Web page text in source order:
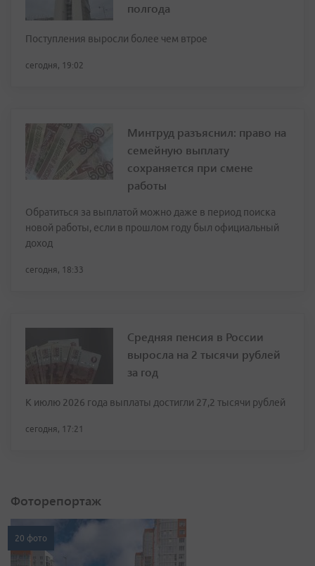
полгода
Поступления выросли более чем втрое
сегодня, 19:02
Минтруд разъяснил: право на
семейную выплату
сохраняется при смене
работы
Обратиться за выплатой можно даже в период поиска
новой работы, если в прошлом году был официальный
доход
сегодня, 18:33
Средняя пенсия в России
выросла на 2 тысячи рублей
за год
К июлю 2026 года выплаты достигли 27,2 тысячи рублей
сегодня, 17:21
Фоторепортаж
20 фото